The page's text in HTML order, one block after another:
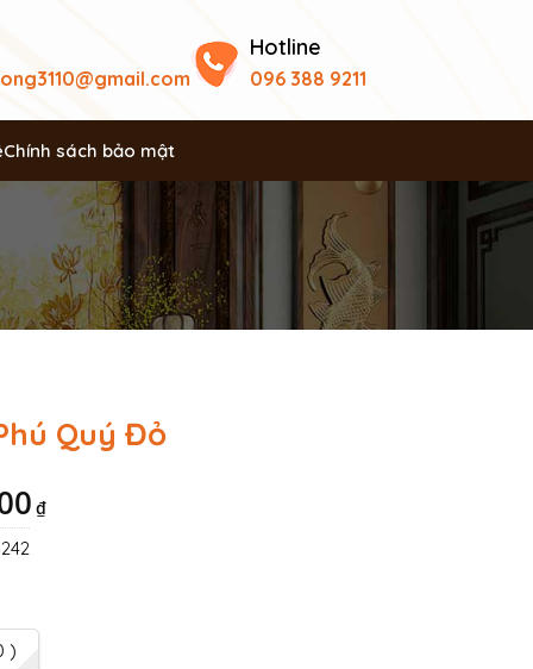
Hotline
096 388 9211
Chính sách bảo mật
Quý Đỏ
₫
)